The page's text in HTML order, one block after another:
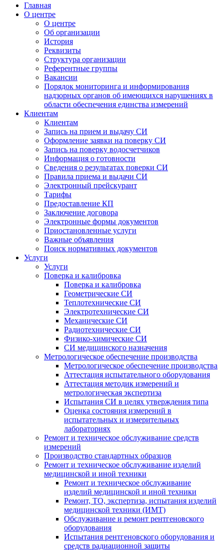
Главная
О центре
О центре
Об организации
История
Реквизиты
Структура организации
Референтные группы
Вакансии
Порядок мониторинга и информирования
надзорных органов об имеющихся нарушениях в
области обеспечения единства измерений
Клиентам
Клиентам
Запись на прием и выдачу СИ
Оформление заявки на поверку СИ
Запись на поверку водосчетчиков
Информация о готовности
Сведения о результатах поверки СИ
Правила приема и выдачи СИ
Электронный прейскурант
Тарифы
Предоставление КП
Заключение договора
Электронные формы документов
Приостановленные услуги
Важные объявления
Поиск нормативных документов
Услуги
Услуги
Поверка и калибровка
Поверка и калибровка
Геометрические СИ
Теплотехнические СИ
Электротехнические СИ
Механические СИ
Радиотехнические СИ
Физико-химические СИ
СИ медицинского назначения
Метрологическое обеспечение производства
Метрологическое обеспечение производства
Аттестация испытательного оборудования
Аттестация методик измерений и
метрологическая экспертиза
Испытания СИ в целях утверждения типа
Оценка состояния измерений в
испытательных и измерительных
лабораториях
Ремонт и техническое обслуживание средств
измерений
Производство стандартных образцов
Ремонт и техническое обслуживание изделий
медицинской и иной техники
Ремонт и техническое обслуживание
изделий медицинской и иной техники
Ремонт, ТО, экспертиза, испытания изделий
медицинской техники (ИМТ)
Обслуживание и ремонт рентгеновского
оборудования
Испытания рентгеновского оборудования и
средств радиационной защиты